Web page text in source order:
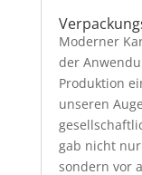
Moderner
der
Produktion
unseren
gab nicht
sondern vor